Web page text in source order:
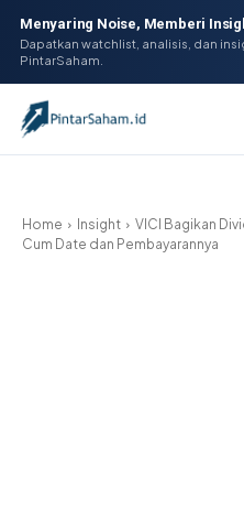
Menyaring Noise, Memberi
Dapatkan watchlist, analisis, dan
PintarSaham.
Home
Insight
VICI Bagikan
Cum Date dan Pembayarannya